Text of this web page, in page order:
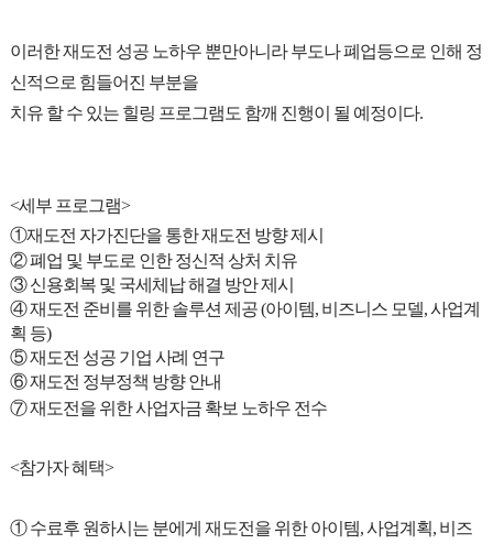
이러한 재도전 성공 노하우 뿐만아니라 부도나 폐업등으로 인해 정
신적으로 힘들어진 부분을
치유 할 수 있는 힐링 프로그램도 함깨 진행이 될 예정이다.
<세부 프로그램>
①재도전 자가진단을 통한 재도전 방향 제시
② 폐업 및 부도로 인한 정신적 상처 치유
③ 신용회복 및 국세체납 해결 방안 제시
④ 재도전 준비를 위한 솔루션 제공 (아이템, 비즈니스 모델, 사업계
획 등)
⑤ 재도전 성공 기업 사례 연구
⑥ 재도전 정부정책 방향 안내
⑦ 재도전을 위한 사업자금 확보 노하우 전수
<참가자 혜택>
① 수료후 원하시는 분에게 재도전을 위한 아이템, 사업계획, 비즈